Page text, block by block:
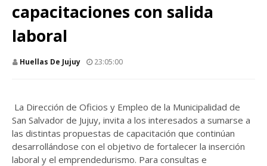
capacitaciones con salida
laboral
Huellas De Jujuy 23:05:00
La Dirección de Oficios y Empleo de la Municipalidad de
San Salvador de Jujuy, invita a los interesados a sumarse a
las distintas propuestas de capacitación que continúan
desarrollándose con el objetivo de fortalecer la inserción
laboral y el emprendedurismo. Para consultas e